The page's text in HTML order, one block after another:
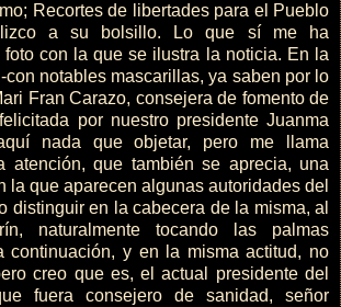
Recortes de libertades para el Pueblo
a su bolsillo. Lo que sí me ha
con la que se ilustra la noticia. En la
con notables mascarillas, ya saben por lo
Fran Carazo, consejera de fomento de
por nuestro presidente Juanma
nada que objetar, pero me llama
atención, que también se aprecia, una
la que aparecen algunas autoridades del
distinguir en la cabecera de la misma, al
naturalmente tocando las palmas
continuación, y en la misma actitud, no
creo que es, el actual presidente del
fuera consejero de sanidad, señor